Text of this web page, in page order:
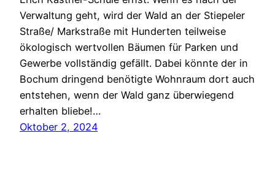
Verwaltung geht, wird der Wald an der Stiepeler
Straße/ Markstraße mit Hunderten teilweise
ökologisch wertvollen Bäumen für Parken und
Gewerbe vollständig gefällt. Dabei könnte der in
Bochum dringend benötigte Wohnraum dort auch
entstehen, wenn der Wald ganz überwiegend
erhalten bliebe!…
Oktober 2, 2024